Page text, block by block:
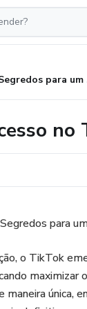
no
para
o TikTok
única,